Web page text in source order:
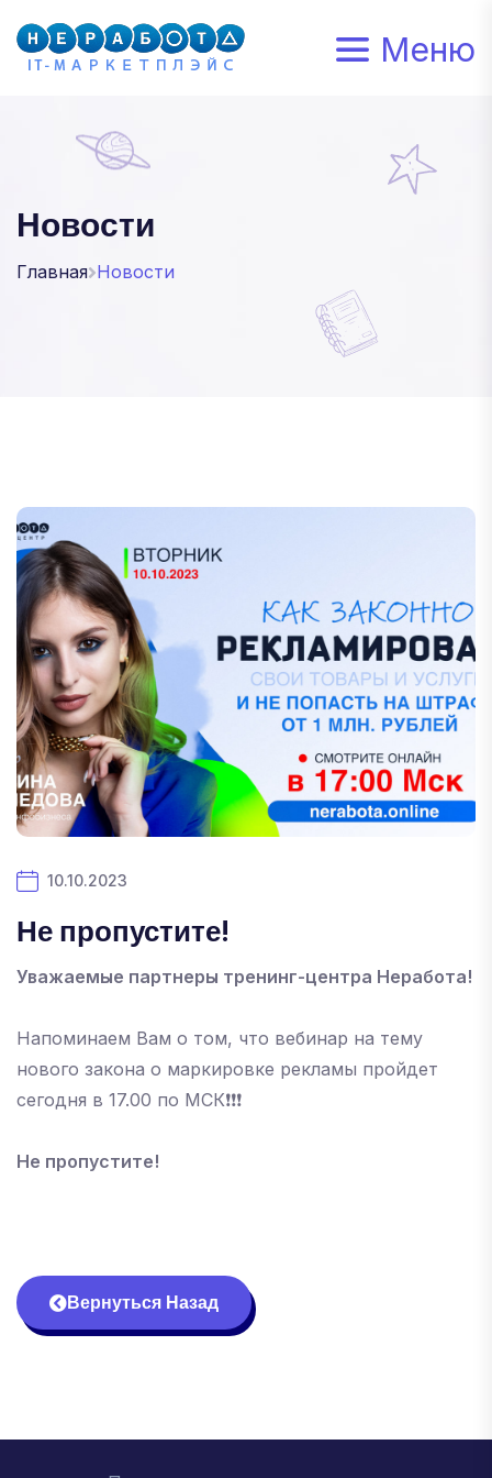
Меню
Новости
Главная Новости
10.10.2023
Не пропустите!
Уважаемые партнеры тренинг-центра Неработа!
Напоминаем Вам о том, что вебинар на тему
нового закона о маркировке рекламы пройдет
сегодня в 17.00 по МСК❗️❗️❗️
Не пропустите!
Вернуться Назад